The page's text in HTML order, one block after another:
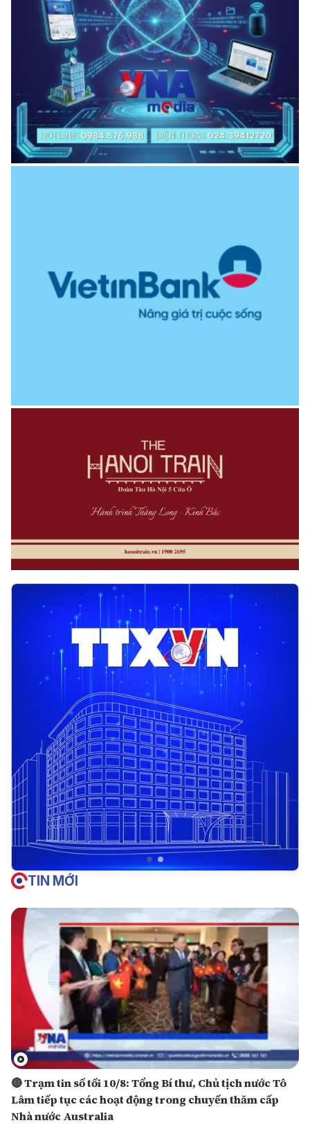
TIN MỚI
🔴 Trạm tin số tối 10/8: Tổng Bí thư, Chủ tịch nước Tô
Lâm tiếp tục các hoạt động trong chuyến thăm cấp
Nhà nước Australia